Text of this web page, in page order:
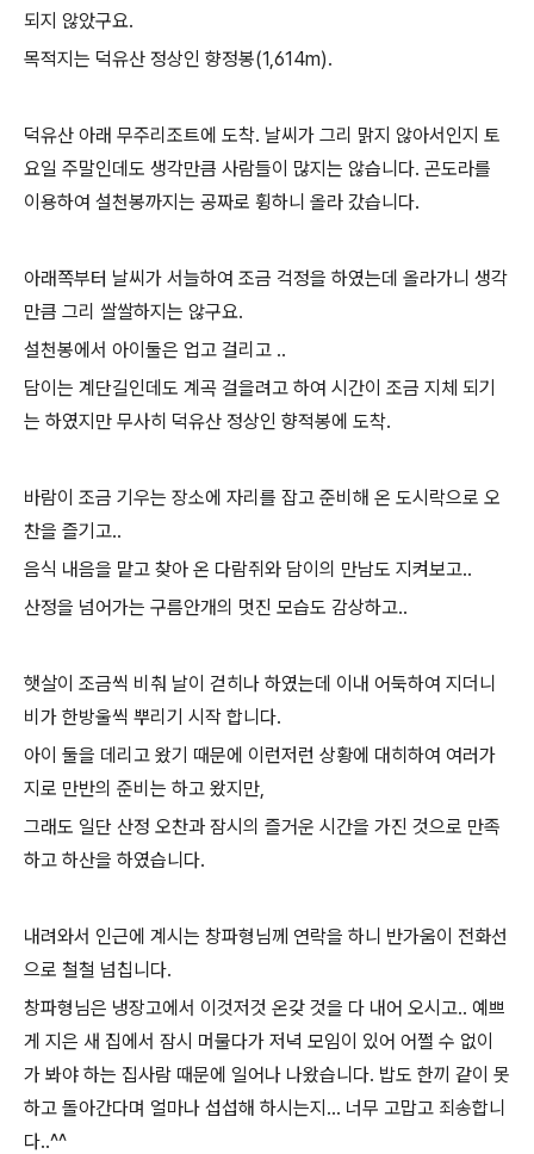
되지 않았구요.
목적지는 덕유산 정상인 향정봉(1,614m).
덕유산 아래 무주리조트에 도착. 날씨가 그리 맑지 않아서인지 토
요일 주말인데도 생각만큼 사람들이 많지는 않습니다. 곤도라를
이용하여 설천봉까지는 공짜로 휭하니 올라 갔습니다.
아래쪽부터 날씨가 서늘하여 조금 걱정을 하였는데 올라가니 생각
만큼 그리 쌀쌀하지는 않구요.
설천봉에서 아이둘은 업고 걸리고 ..
담이는 계단길인데도 계곡 걸을려고 하여 시간이 조금 지체 되기
는 하였지만 무사히 덕유산 정상인 향적봉에 도착.
바람이 조금 기우는 장소에 자리를 잡고 준비해 온 도시락으로 오
찬을 즐기고..
음식 내음을 맡고 찾아 온 다람쥐와 담이의 만남도 지켜보고..
산정을 넘어가는 구름안개의 멋진 모습도 감상하고..
햇살이 조금씩 비춰 날이 걷히나 하였는데 이내 어둑하여 지더니
비가 한방울씩 뿌리기 시작 합니다.
아이 둘을 데리고 왔기 때문에 이런저런 상황에 대히하여 여러가
지로 만반의 준비는 하고 왔지만,
그래도 일단 산정 오찬과 잠시의 즐거운 시간을 가진 것으로 만족
하고 하산을 하였습니다.
내려와서 인근에 계시는 창파형님께 연락을 하니 반가움이 전화선
으로 철철 넘칩니다.
창파형님은 냉장고에서 이것저것 온갖 것을 다 내어 오시고.. 예쁘
게 지은 새 집에서 잠시 머물다가 저녁 모임이 있어 어쩔 수 없이
가 봐야 하는 집사람 때문에 일어나 나왔습니다. 밥도 한끼 같이 못
하고 돌아간다며 얼마나 섭섭해 하시는지... 너무 고맙고 죄송합니
다..^^